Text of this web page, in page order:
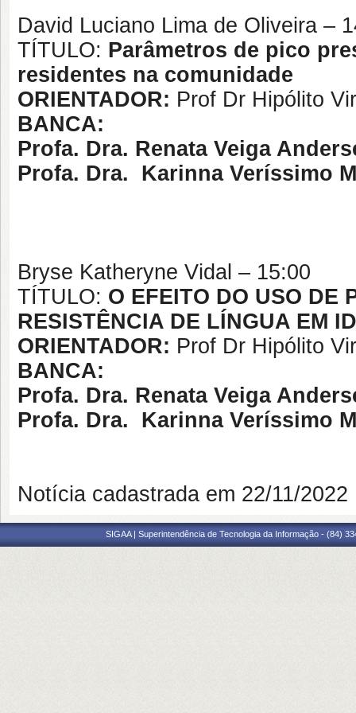
David Luciano Lima de Oliveira –
TÍTULO: Parâmetros de pico
residentes na comunidade
ORIENTADOR: Prof Dr Hipólito
BANCA:
Profa. Dra. Renata Veiga
Profa. Dra. Karinna Veríssimo
Bryse Katheryne Vidal – 15:00
TÍTULO: O EFEITO DO USO DE
RESISTÊNCIA DE LÍNGUA EM
ORIENTADOR: Prof Dr Hipólito
BANCA:
Profa. Dra. Renata Veiga
Profa. Dra. Karinna Veríssimo
Notícia cadastrada em 22/11/
SIGAA | Superintendência de Tecnologia da Informação - (84)